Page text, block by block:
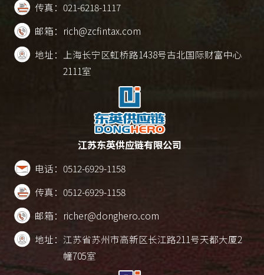
传真： 021-6218-1117
邮箱： rich@zcfintax.com
地址： 上海长宁区虹桥路1438号古北国际财富中心
2111室
江苏东英供应链有限公司
电话： 0512-6929-1158
传真： 0512-6929-1158
邮箱： richer@donghero.com
地址： 江苏省苏州市高新区长江路211号天都大厦2
幢705室